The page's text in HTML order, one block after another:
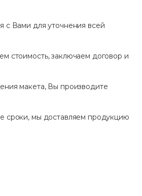
с Вами для уточнения всей
стоимость, заключаем договор и
макета, Вы производите
сроки, мы доставляем продукцию